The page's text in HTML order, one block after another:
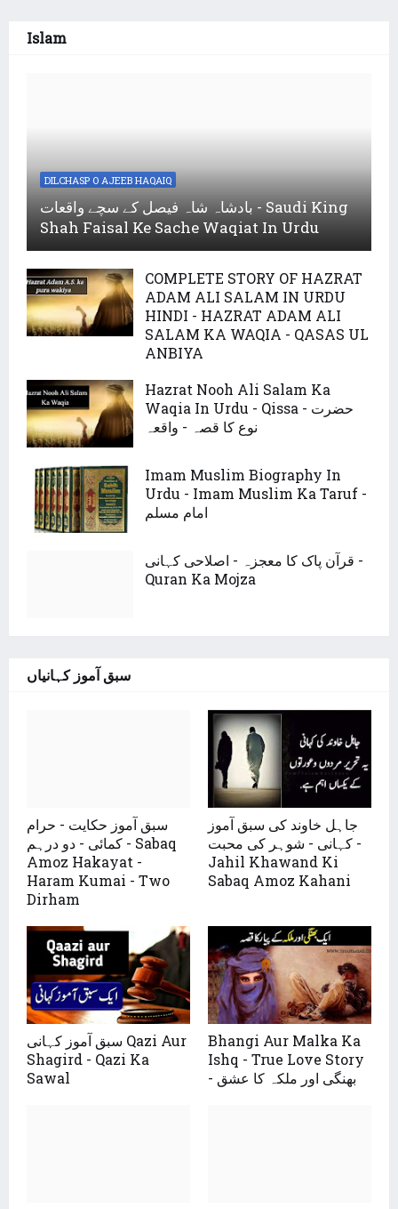
Islam
DILCHASP O AJEEB HAQAIQ
بادشاہ شاہ فیصل کے سچے واقعات - Saudi King
Shah Faisal Ke Sache Waqiat In Urdu
COMPLETE STORY OF HAZRAT
ADAM ALI SALAM IN URDU
HINDI - HAZRAT ADAM ALI
SALAM KA WAQIA - QASAS UL
ANBIYA
Hazrat Nooh Ali Salam Ka
Waqia In Urdu - Qissa - حضرت
نوع کا قصہ - واقعہ
Imam Muslim Biography In
Urdu - Imam Muslim Ka Taruf -
امام مسلم
قرآن پاک کا معجزہ - اصلاحی کہانی -
Quran Ka Mojza
سبق آموز کہانیاں
سبق آموز حکایت - حرام
کمائی - دو درہم - Sabaq
Amoz Hakayat -
Haram Kumai - Two
Dirham
جاہل خاوند کی سبق آموز
کہانی - شوہر کی محبت -
Jahil Khawand Ki
Sabaq Amoz Kahani
سبق آموز کہانی Qazi Aur
Shagird - Qazi Ka
Sawal
Bhangi Aur Malka Ka
Ishq - True Love Story
- بھنگی اور ملکہ کا عشق